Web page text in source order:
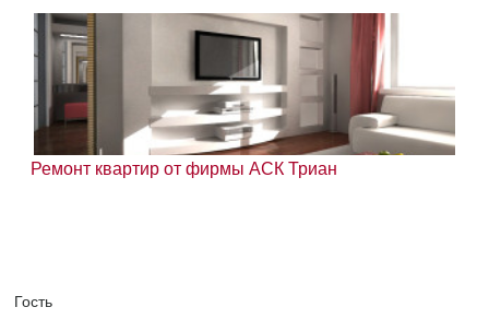
Ремонт квартир от фирмы АСК Триан
Гость